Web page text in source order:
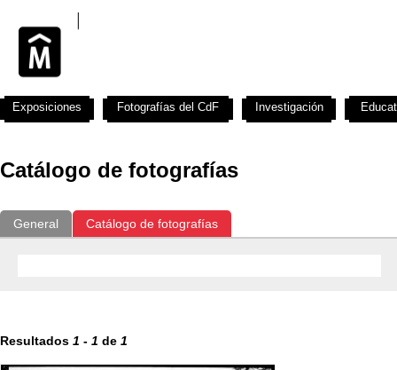
Catálogo de fotografías
General Catálogo de fotografías
Resultados 1 - 1 de 1
Exposiciones Fotografías del CdF Investigación